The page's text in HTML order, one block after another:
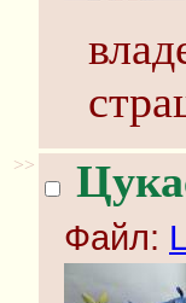
>>
Файл: